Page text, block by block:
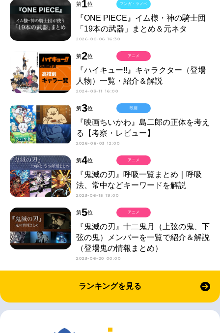
第1位
『ONE PIECE』イム様・神の騎士団
「19本の武器」まとめ＆元ネタ
2026-08-06 16:30
マンガ・ラノベ
第2位
『ハイキュー!!』キャラクター（登場
人物）一覧・紹介＆解説
2024-03-11 16:00
アニメ
第3位
『映画ちいかわ』島二郎の正体を考え
る【考察・レビュー】
2026-08-03 12:00
映画
第4位
『鬼滅の刃』呼吸一覧まとめ｜呼吸
法、常中などキーワードを解説
2023-06-15 19:00
アニメ
第5位
『鬼滅の刃』十二鬼月（上弦の鬼、下
弦の鬼）メンバーを一覧で紹介＆解説
（登場鬼の情報まとめ）
2023-06-20 00:00
アニメ
ランキングを見る